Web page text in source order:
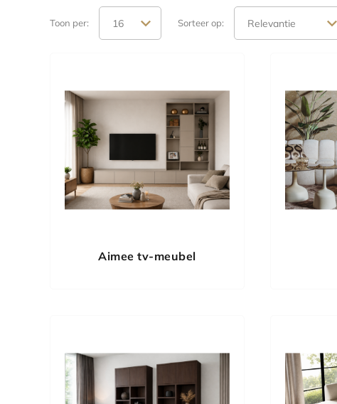
Toon per: Sorteer op:
Aimee tv-meubel